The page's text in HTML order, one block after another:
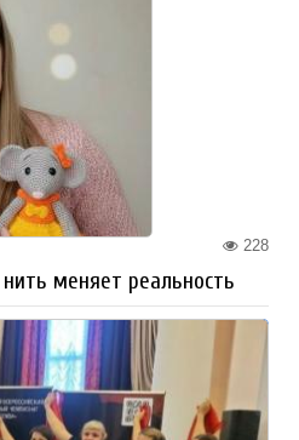
228
меняет реальность